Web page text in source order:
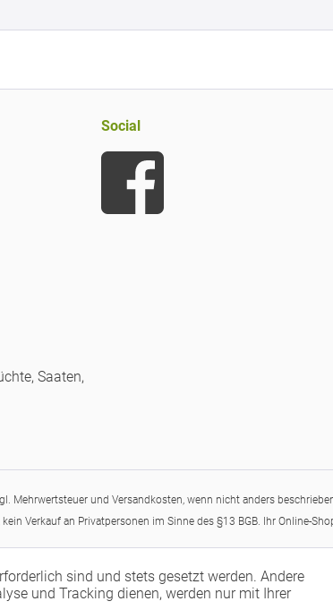
Saaten,
Social
Mehrwertsteuer und Versandkosten, wenn nicht anders
Verkauf an Privatpersonen im Sinne des §13 BGB. Ihr Online-
sind und stets gesetzt werden. Andere
und Tracking dienen, werden nur mit Ihrer